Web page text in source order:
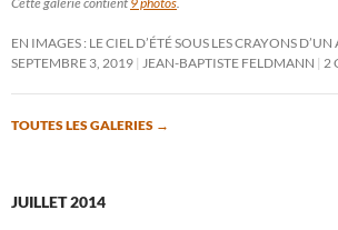
EN IMAGES : LE CIEL D’ÉTÉ SOUS LES CRAYONS
SEPTEMBRE 3, 2019 JEAN-BAPTISTE FELDMANN 2
TOUTES LES GALERIES →
JUILLET 2014